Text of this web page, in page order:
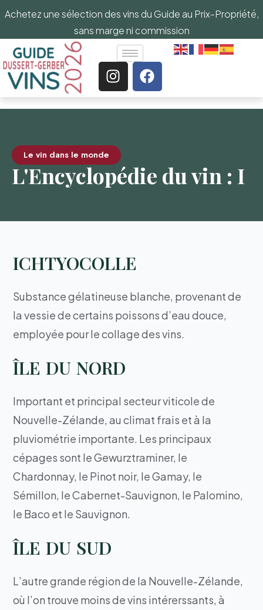
Achetez une sélection des vins du Guide au Prix-Propriété,
sans marge ni commission
Le vin dans le monde
L'Encyclopédie du vin : I
ICHTYOCOLLE
Substance gélatineuse blanche, provenant de
la vessie de certains poissons d’eau douce,
employée pour le collage des vins.
ÎLE DU NORD
Important et principal secteur viticole de
Nouvelle-Zélande, au climat frais et à la
pluviométrie importante. Les principaux
cépages sont le Gewurztraminer, le
Chardonnay, le Pinot noir, le Gamay, le
Sémillon, le Cabernet-Sauvignon, le Palomino,
le Baco et le Sauvignon.
ÎLE DU SUD
L’autre grande région de la Nouvelle-Zélande,
où l’on trouve moins de vins intérerssants, à